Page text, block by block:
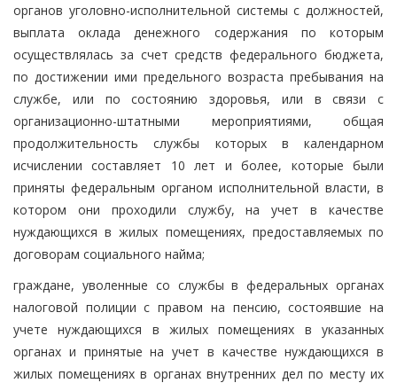
органов уголовно-исполнительной системы с должностей,
выплата оклада денежного содержания по которым
осуществлялась за счет средств федерального бюджета,
по достижении ими предельного возраста пребывания на
службе, или по состоянию здоровья, или в связи с
организационно-штатными мероприятиями, общая
продолжительность службы которых в календарном
исчислении составляет 10 лет и более, которые были
приняты федеральным органом исполнительной власти, в
котором они проходили службу, на учет в качестве
нуждающихся в жилых помещениях, предоставляемых по
договорам социального найма;
граждане, уволенные со службы в федеральных органах
налоговой полиции с правом на пенсию, состоявшие на
учете нуждающихся в жилых помещениях в указанных
органах и принятые на учет в качестве нуждающихся в
жилых помещениях в органах внутренних дел по месту их